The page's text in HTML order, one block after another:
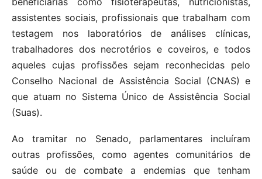
assistentes sociais, profissionais que trabalham com
testagem nos laboratórios de análises clínicas,
trabalhadores dos necrotérios e coveiros, e todos
aqueles cujas profissões sejam reconhecidas pelo
Conselho Nacional de Assistência Social (CNAS) e
que atuam no Sistema Único de Assistência Social
(Suas).
Ao tramitar no Senado, parlamentares incluíram
outras profissões, como agentes comunitários de
saúde ou de combate a endemias que tenham